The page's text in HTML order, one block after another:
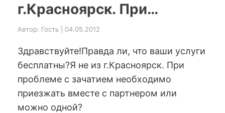
г.Красноярск. При…
Автор: Гость | 04.05.2012
Здравствуйте!Правда ли, что ваши услуги
бесплатны?Я не из г.Красноярск. При
проблеме с зачатием необходимо
приезжать вместе с партнером или
можно одной?